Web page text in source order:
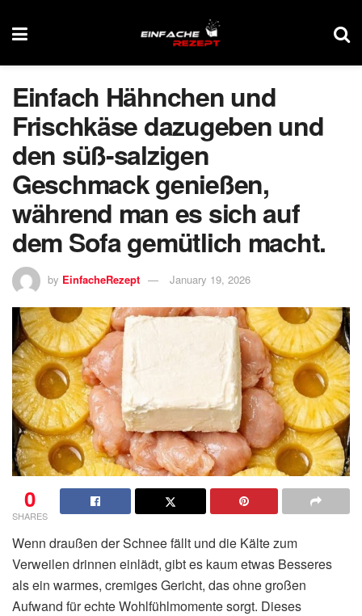
Einfach Hähnchen und
Frischkäse dazugeben und
den süß-salzigen
Geschmack genießen,
während man es sich auf
dem Sofa gemütlich macht.
by EinfacheRezept January 19, 2026
0
SHARES
Wenn draußen der Schnee fällt und die Kälte zum
Verweilen drinnen einlädt, gibt es kaum etwas Besseres
als ein warmes, cremiges Gericht, das ohne großen
Aufwand für echte Wohlfühlmomente sorgt. Dieses